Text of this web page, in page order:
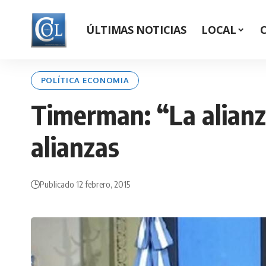
ÚLTIMAS NOTICIAS LOCAL
POLÍTICA ECONOMIA
Timerman: “La
alianzas
Publicado 12 febrero, 2015